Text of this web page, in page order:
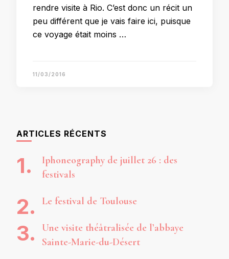
rendre visite à Rio. C’est donc un récit un
peu différent que je vais faire ici, puisque
ce voyage était moins …
11/03/2016
ARTICLES RÉCENTS
Iphoneography de juillet 26 : des
festivals
Le festival de Toulouse
Une visite théâtralisée de l’abbaye
Sainte-Marie-du-Désert